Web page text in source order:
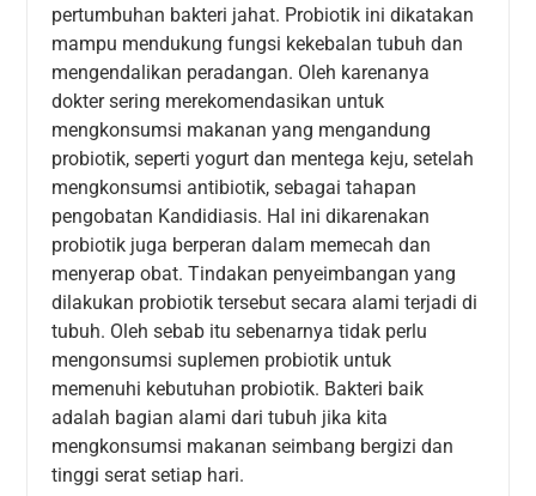
pertumbuhan bakteri jahat. Probiotik ini dikatakan
mampu mendukung fungsi kekebalan tubuh dan
mengendalikan peradangan. Oleh karenanya
dokter sering merekomendasikan untuk
mengkonsumsi makanan yang mengandung
probiotik, seperti yogurt dan mentega keju, setelah
mengkonsumsi antibiotik, sebagai tahapan
pengobatan Kandidiasis. Hal ini dikarenakan
probiotik juga berperan dalam memecah dan
menyerap obat. Tindakan penyeimbangan yang
dilakukan probiotik tersebut secara alami terjadi di
tubuh. Oleh sebab itu sebenarnya tidak perlu
mengonsumsi suplemen probiotik untuk
memenuhi kebutuhan probiotik. Bakteri baik
adalah bagian alami dari tubuh jika kita
mengkonsumsi makanan seimbang bergizi dan
tinggi serat setiap hari.